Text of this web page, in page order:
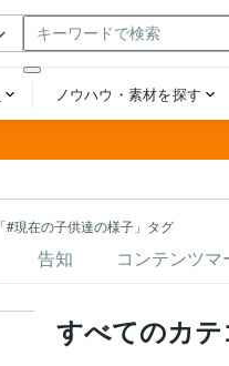
「#現在の子供達の様子」タグ
告知 コンテンツマ
すべてのカテ